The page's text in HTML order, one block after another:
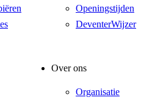
Openingstijden
DeventerWijzer
Over ons
Organisatie